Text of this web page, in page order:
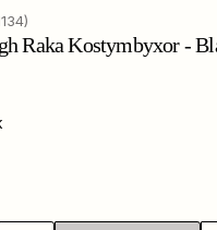
Raka Kostymbyxor -